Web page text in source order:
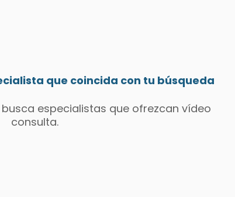
que coincida con tu búsqueda
especialistas que ofrezcan vídeo
consulta.